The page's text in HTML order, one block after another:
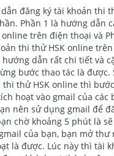
đăng ký tài khoản thi
Phần 1 là hướng dẫn
trên điện thoại và
thi thử HSK online
dẫn rất chi tiết và
bước thao tác là được.
thi thử HSK online thì
hoạt vào gmail của các
nên sử dụng gmail để
chờ khoảng 5 phút là
của bạn, bạn mở thư
là được. Lúc này thì tài